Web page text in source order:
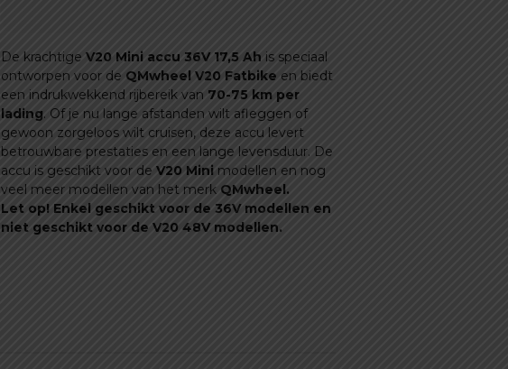
De krachtige V20 Mini accu 36V 17,5 Ah is speciaal
ontworpen voor de QMwheel V20 Fatbike en biedt
een indrukwekkend rijbereik van 70-75 km per
lading. Of je nu lange afstanden wilt afleggen of
gewoon zorgeloos wilt cruisen, deze accu levert
betrouwbare prestaties en een lange levensduur. De
accu is geschikt voor de V20 Mini modellen en nog
veel meer modellen van het merk QMwheel.
Let op! Enkel geschikt voor de 36V modellen en
niet geschikt voor de V20 48V modellen.